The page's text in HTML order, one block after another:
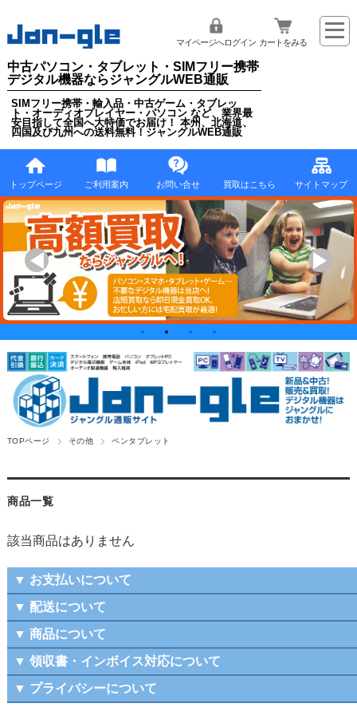
中古パソコン・タブレット・SIMフリー携帯
デジタル機器ならジャングルWEB通販
SIMフリー携帯・輸入品・中古ゲーム・タブレッ
ト・オーディオプレイヤー・パソコン など、業界最
安目指して全国へ大特価でお届け！ 本州、北海道、
四国及び九州への送料無料！ジャングルWEB通販
マイページへログイン カートをみる
トップページ ご利用案内 お問い合せ 買取はこちら サイトマップ
TOPページ その他 ペンタブレット
商品一覧
該当商品はありません
▼ お支払いについて
▼ 配送について
▼ 商品について
▼ 領収書・インボイス対応について
▼ プライバシーについて